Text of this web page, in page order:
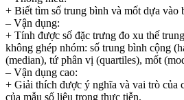
+ Biết tìm số trung bình và mốt dựa vào
– Vận dụng:
+ Tính được số đặc trưng đo xu thế
không ghép nhóm: số trung bình cộng
(median), tứ phân vị (quartiles), mốt
– Vận dụng cao:
+ Giải thích được ý nghĩa và vai trò của
của mẫu số liệu trong thực tiễn.